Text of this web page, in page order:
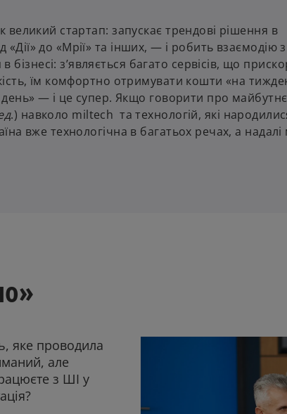
стартап: запускає трендові рішення в
до «Мрії» та інших, — і робить взаємодію з
з’являється багато сервісів, що
їм комфортно отримувати кошти «на
день» — і це супер. Якщо говорити про
.) навколо miltech та технологій, які
вже технологічна в багатьох речах, а
яке проводила
але
з ШІ у